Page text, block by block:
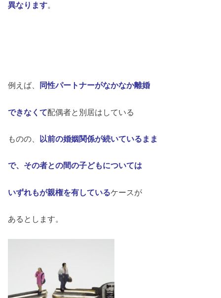
異なります。
例えば、 同性パートナーがなかなか離婚
できなくて配偶者と別居はしている
ものの、 以前の婚姻関係が続いている まま
で、その者との間の子どもについては
いずれもが親権を有しているケースが
あるとします。